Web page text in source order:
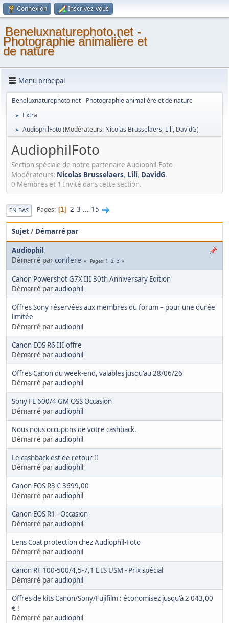
Connexion Inscrivez-vous
Beneluxnaturephoto.net -
Photographie animalière et
de nature
Menu principal
Beneluxnaturephoto.net - Photographie animalière et de nature
► Extra
► AudiophilFoto(Modérateurs: Nicolas Brusselaers, Lili, DavidG)
AudiophilFoto
Section spéciale de notre partenaire Audiophil-Foto
Modérateurs: Nicolas Brusselaers, Lili, DavidG.
0 Membres et 1 Invité dans cette section.
EN BAS Pages 1 2 3 ... 15
Sujet/ Démarré par
Audiophil
Démarré parconifere Pages 1 2 3
Canon Powershot G7X III 30th Anniversary Edition
Démarré paraudiophil
Offres Sony réservées aux membres du forum – pour une durée
limitée
Démarré paraudiophil
Canon EOS R6 III offre
Démarré paraudiophil
Offres Canon du week-end, valables jusqu'au 28/06/26
Démarré paraudiophil
Sony FE 600/4 GM OSS Occasion
Démarré paraudiophil
Nous nous occupons de votre cashback.
Démarré paraudiophil
Le cashback est de retour !!
Démarré paraudiophil
Canon EOS R3 € 3699,00
Démarré paraudiophil
Canon EOS R1 - Occasion
Démarré paraudiophil
Lens Coat protection chez Audiophil-Foto
Démarré paraudiophil
Canon RF 100-500/4,5-7,1 L IS USM - Prix spécial
Démarré paraudiophil
Offres de kits Canon/Sony/Fujifilm : économisez jusqu'à 2 043,00
€ !
Démarré paraudiophil